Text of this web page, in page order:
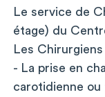
Le service de
étage) du
Les
- La prise en
carotidienne ou